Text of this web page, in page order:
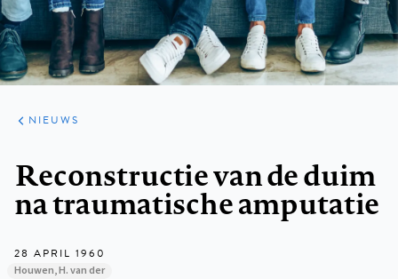
ARTIKELEN
HET
KORT
NIEUWS
Reconstructie van de duim
na traumatische amputatie
28 APRIL 1960
Houwen, H. van der